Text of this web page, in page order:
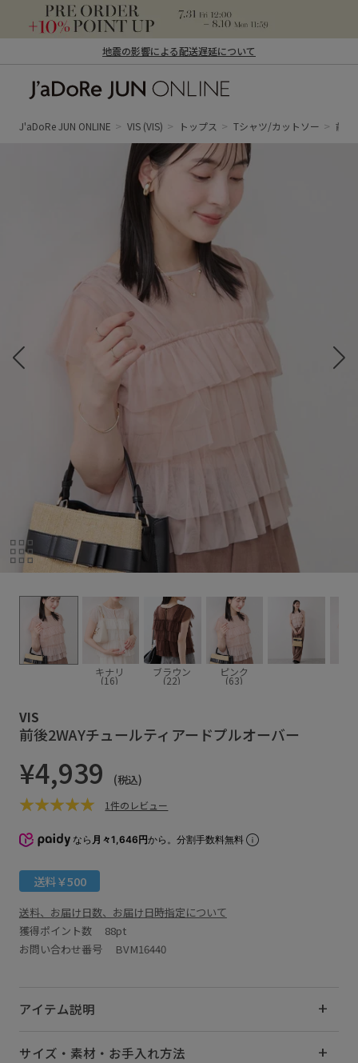
地震の影響による配送遅延について
ン オンライン）
J'aDoRe JUN ONLINE VIS (VIS) トップス Tシャツ/カットソー 前後
キナリ
(16)
ブラウン
(22)
ピンク
(63)
VIS
前後2WAYチュールティアードプルオーバー
¥4,939 (税込)
1件のレビュー
なら 月々1,646円から。分割手数料無料
送料￥500
送料、お届け日数、お届け日時指定について
獲得ポイント数 88pt
お問い合わせ番号 BVM16440
アイテム説明
サイズ・素材・お手入れ方法